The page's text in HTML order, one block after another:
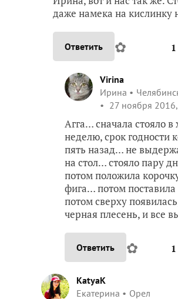
даже намека на кислинку
Ответить ✿ 1
Virina
Ирина
27 ноября
Агга… сначала стояло
неделю, срок годности
пять назад… не
на стол… стояло пару
потом положила
фига… потом
потом сверху
черная плесень, и все
Ответить ✿ 1
KatyaK
Екатерина
Орел